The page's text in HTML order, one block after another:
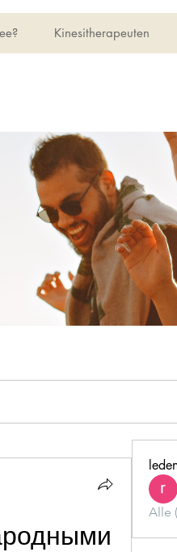
Kinesitherapeuten
Alle